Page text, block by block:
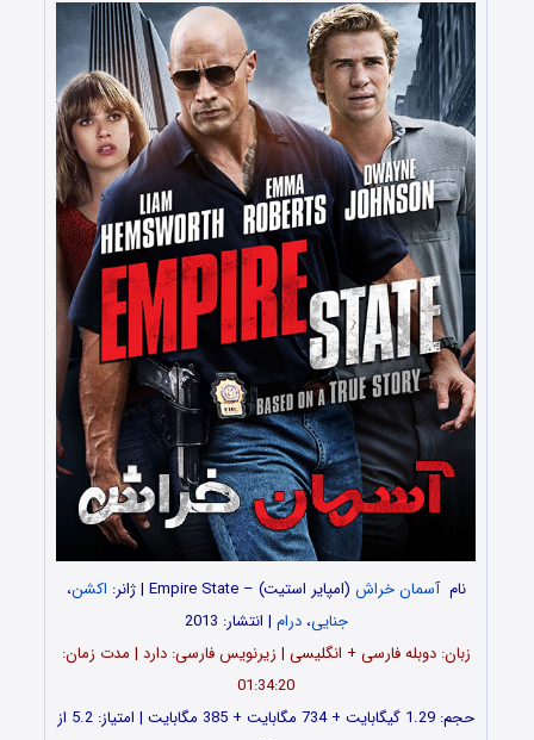
(امپایر استیت) – Empire State | ژانر: اکشن،
| انتشار: 2013
فارسی + انگلیسی | زیرنویس فارسی: دارد | مدت زمان:
حجم: 1.29 گیگابایت + 734 مگابایت + 385 مگابایت | امتیاز: 5.2 از